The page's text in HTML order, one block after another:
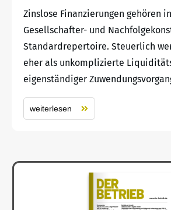
Zinslose Finanzierungen gehören
Gesellschafter- und
Standardrepertoire. Steuerlich
eher als unkomplizierte
eigenständiger
weiterlesen